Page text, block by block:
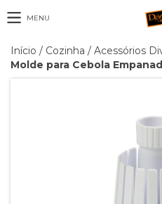
MENU
Início / Cozinha / Acessórios
Molde para Cebola